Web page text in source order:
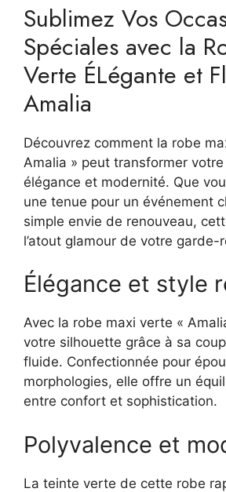
Sublimez Vos
Spéciales avec la
Verte ÉLégante et
Amalia
Découvrez comment la robe
Amalia » peut transformer
élégance et modernité. Que
une tenue pour un événement
simple envie de renouveau,
l’atout glamour de votre garde-
Élégance et style
Avec la robe maxi verte «
votre silhouette grâce à sa
fluide. Confectionnée pour
morphologies, elle offre un
entre confort et sophistication.
Polyvalence et
La teinte verte de cette robe